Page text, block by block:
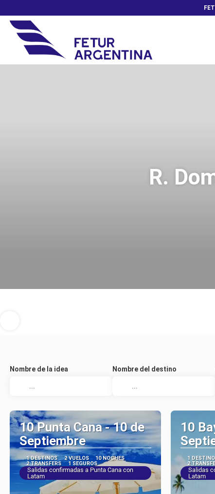
R.
Nombre de la idea Nombre del destino
10 Punta Cana - 10 de
Septiembre
1 DESTINOS 2 VUELOS
10 NOCHES
2 TRANSFERS
1 SEGUROS
Salidas confirmadas a Punta Cana con
Latam
10
1
2
Salidas
Latam